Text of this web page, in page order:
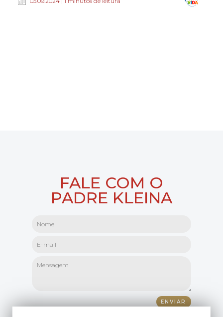
FALE COM O
PADRE KLEINA